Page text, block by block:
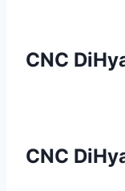
CNC
CNC